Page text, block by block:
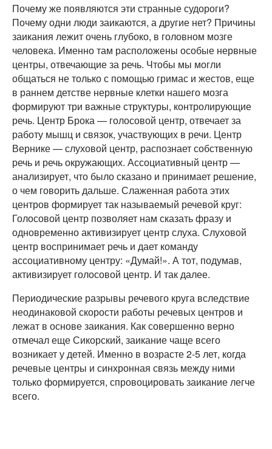
Почему же появляются эти странные судороги?
Почему одни люди заикаются, а другие нет? Причины
заикания лежит очень глубоко, в головном мозге
человека. Именно там расположены особые нервные
центры, отвечающие за речь. Чтобы мы могли
общаться не только с помощью гримас и жестов, еще
в раннем детстве нервные клетки нашего мозга
формируют три важные структуры, контролирующие
речь. Центр Брока — голосовой центр, отвечает за
работу мышц и связок, участвующих в речи. Центр
Вернике — слуховой центр, распознает собственную
речь и речь окружающих. Ассоциативный центр —
анализирует, что было сказано и принимает решение,
о чем говорить дальше. Слаженная работа этих
центров формирует так называемый речевой круг:
Голосовой центр позволяет нам сказать фразу и
одновременно активизирует центр слуха. Слуховой
центр воспринимает речь и дает команду
ассоциативному центру: «Думай!». А тот, подумав,
активизирует голосовой центр. И так далее.
Периодические разрывы речевого круга вследствие
неодинаковой скорости работы речевых центров и
лежат в основе заикания. Как совершенно верно
отмечал еще Сикорский, заикание чаще всего
возникает у детей. Именно в возрасте 2-5 лет, когда
речевые центры и синхронная связь между ними
только формируется, спровоцировать заикание легче
всего.